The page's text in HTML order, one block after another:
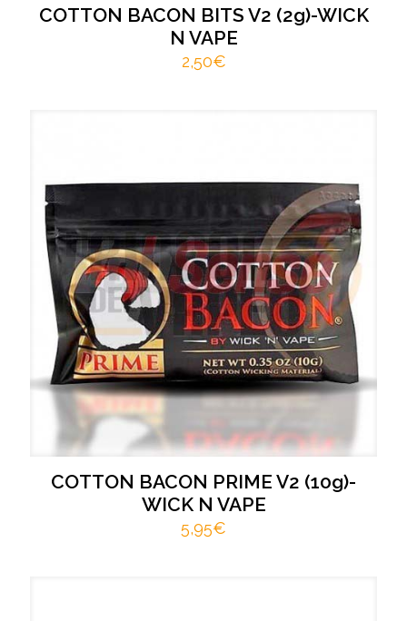
COTTON BACON BITS V2 (2g)-WICK
N VAPE
2,50€
COTTON BACON PRIME V2 (10g)-
WICK N VAPE
5,95€